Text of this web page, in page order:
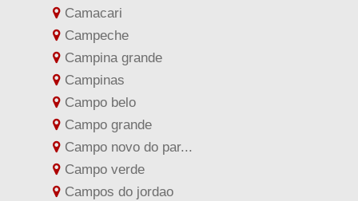
Camacari
Campeche
Campina grande
Campinas
Campo belo
Campo grande
Campo novo do par...
Campo verde
Campos do jordao